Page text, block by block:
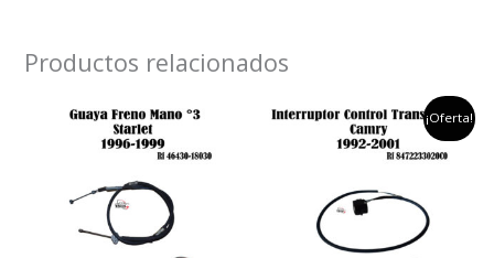
Productos relacionados
¡Oferta!
el
precio
original
era:
$200,000.
el
es: